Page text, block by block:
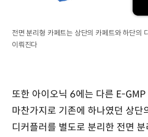
전면 분리형 카페트는 상단의 카페트와 하단의
이뤄진다
또한 아이오닉 6에는 다른 E-
마찬가지로 기존에 하나였던 상단
디커플러를 별도로 분리한 전면